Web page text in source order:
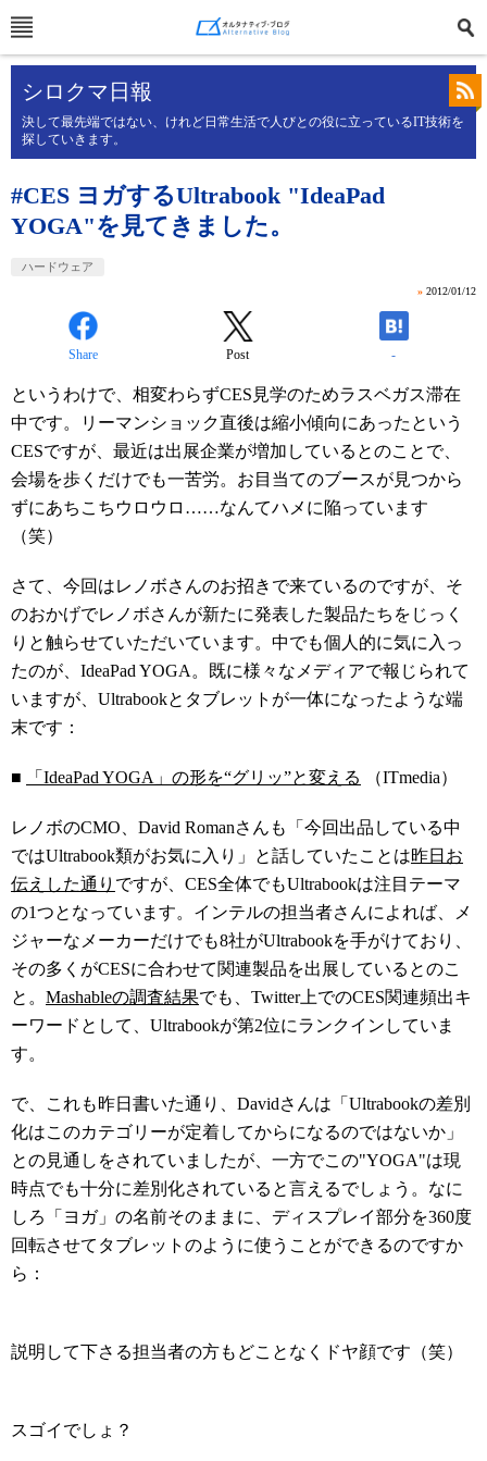
シロクマ日報
決して最先端ではない、けれど日常生活で人びとの役に立っているIT技術を
探していきます。
#CES ヨガするUltrabook "IdeaPad
YOGA"を見てきました。
ハードウェア
» 2012/01/12
Share Post -
というわけで、相変わらずCES見学のためラスベガス滞在
中です。リーマンショック直後は縮小傾向にあったという
CESですが、最近は出展企業が増加しているとのことで、
会場を歩くだけでも一苦労。お目当てのブースが見つから
ずにあちこちウロウロ……なんてハメに陥っています
（笑）
さて、今回はレノボさんのお招きで来ているのですが、そ
のおかげでレノボさんが新たに発表した製品たちをじっく
りと触らせていただいています。中でも個人的に気に入っ
たのが、IdeaPad YOGA。既に様々なメディアで報じられて
いますが、Ultrabookとタブレットが一体になったような端
末です：
■ 「IdeaPad YOGA」の形を“グリッ”と変える （ITmedia）
レノボのCMO、David Romanさんも「今回出品している中
ではUltrabook類がお気に入り」と話していたことは昨日お
伝えした通り ですが、CES全体でもUltrabookは注目テーマ
の1つとなっています。インテルの担当者さんによれば、メ
ジャーなメーカーだけでも8社がUltrabookを手がけており、
その多くがCESに合わせて関連製品を出展しているとのこ
と。 Mashableの調査結果でも、Twitter上でのCES関連頻出キ
ーワードとして、Ultrabookが第2位にランクインしていま
す。
で、これも昨日書いた通り、Davidさんは「Ultrabookの差別
化はこのカテゴリーが定着してからになるのではないか」
との見通しをされていましたが、一方でこの"YOGA"は現
時点でも十分に差別化されていると言えるでしょう。なに
しろ「ヨガ」の名前そのままに、ディスプレイ部分を360度
回転させてタブレットのように使うことができるのですか
ら：
説明して下さる担当者の方もどことなくドヤ顔です（笑）
スゴイでしょ？